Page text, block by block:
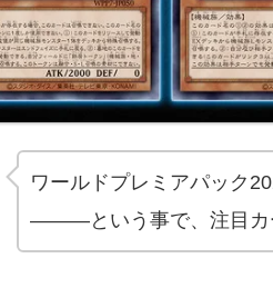
ワールドプレミアパック
―――という事で、注目カ